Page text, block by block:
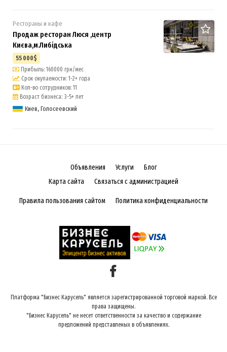
7
Рестораны и кафе
Продаж ресторан Люся ,центр
Києва,м.Либідська
55 000$
Прибыль: 160000 грн/мес
Срок окупаемости: 1-2+ года
Кол-во сотрудников: 11
Возраст бизнеса: 3-5+ лет
Киев, Голосеевский
Объявления Услуги
Блог
Карта сайта
Связаться с администрацией
Правила пользования сайтом Политика конфиденциальности
Платформа "Бизнес Карусель" является зарегистрированной торговой маркой. Все
права защищены.
"Бизнес Карусель" не несет ответственности за качество и содержание
предложений представленых в объявлениях.